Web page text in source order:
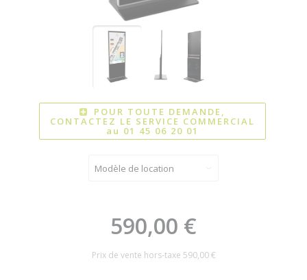
POUR TOUTE DEMANDE,
CONTACTEZ LE SERVICE COMMERCIAL
au 01 45 06 20 01
590,00 €
Prix de vente hors-taxe 590,00 €